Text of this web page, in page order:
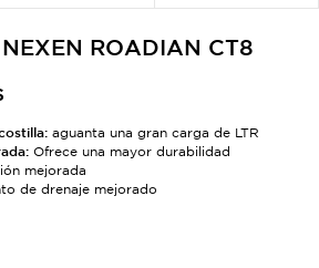
ROADIAN CT8
aguanta una gran carga de LTR
Ofrece una mayor durabilidad
mejorada
de drenaje mejorado